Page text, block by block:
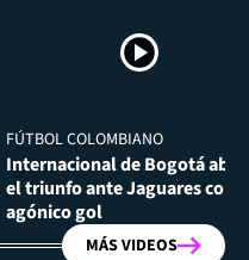
FÚTBOL COLOMBIANO
Internacional de Bogotá
el triunfo ante Jaguares con
agónico gol
MÁS VIDEOS